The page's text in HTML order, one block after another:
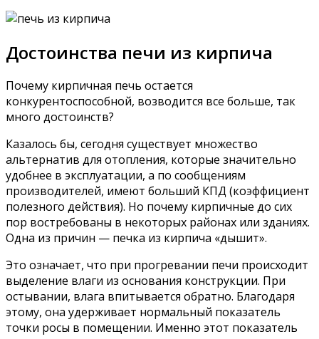
Достоинства печи из кирпича
Почему кирпичная печь остается
конкурентоспособной, возводится все больше, так
много достоинств?
Казалось бы, сегодня существует множество
альтернатив для отопления, которые значительно
удобнее в эксплуатации, а по сообщениям
производителей, имеют больший КПД (коэффициент
полезного действия). Но почему кирпичные до сих
пор востребованы в некоторых районах или зданиях.
Одна из причин — печка из кирпича «дышит».
Это означает, что при прогревании печи происходит
выделение влаги из основания конструкции. При
остывании, влага впитывается обратно. Благодаря
этому, она удерживает нормальный показатель
точки росы в помещении. Именно этот показатель